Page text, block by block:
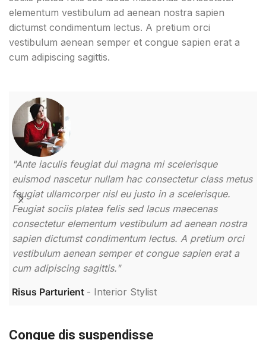
elementum vestibulum ad aenean nostra sapien
dictumst condimentum lectus. A pretium orci
vestibulum aenean semper et congue sapien erat a
cum adipiscing sagittis.
"Ante iaculis feugiat dui magna mi scelerisque
euismod nascetur nullam hac consectetur class metus
feugiat ullamcorper nisl eu justo in a scelerisque.
Feugiat sociis platea felis sed lacus maecenas
consectetur elementum vestibulum ad aenean nostra
sapien dictumst condimentum lectus. A pretium orci
vestibulum aenean semper et congue sapien erat a
cum adipiscing sagittis."
Risus Parturient
Interior Stylist
Congue dis suspendisse